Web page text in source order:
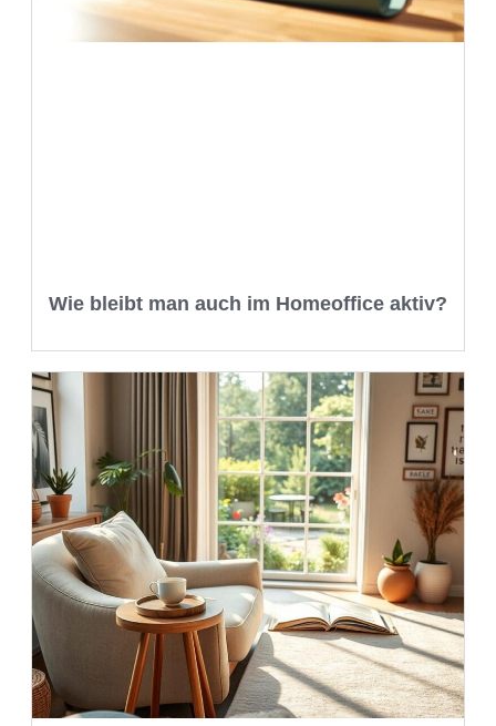
Wie bleibt man auch im Homeoffice aktiv?